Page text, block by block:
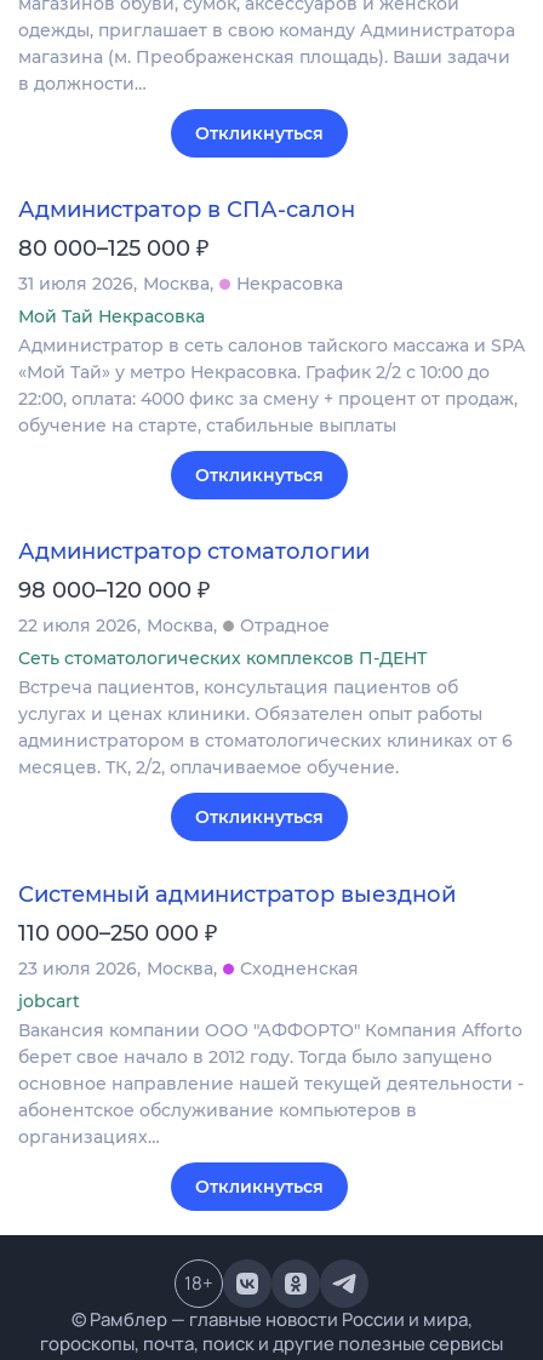
одежды, приглашает в свою команду Администратора
магазина (м. Преображенская площадь). Ваши задачи
в должности…
Откликнуться
Администратор в СПА-салон
80 000–125 000 ₽
31 июля 2026 Москва
Некрасовка
Мой Тай Некрасовка
Администратор в сеть салонов тайского массажа и SPA
«Мой Тай» у метро Некрасовка. График 2/2 с 10:00 до
22:00, оплата: 4000 фикс за смену + процент от продаж,
обучение на старте, стабильные выплаты
Откликнуться
Администратор стоматологии
98 000–120 000 ₽
22 июля 2026 Москва
Отрадное
Сеть стоматологических комплексов П-ДЕНТ
Встреча пациентов, консультация пациентов об
услугах и ценах клиники. Обязателен опыт работы
администратором в стоматологических клиниках от 6
месяцев. ТК, 2/2, оплачиваемое обучение.
Откликнуться
Системный администратор выездной
110 000–250 000 ₽
23 июля 2026 Москва
Сходненская
jobcart
Вакансия компании ООО "АФФОРТО" Компания Afforto
берет свое начало в 2012 году. Тогда было запущено
основное направление нашей текущей деятельности -
абонентское обслуживание компьютеров в
организациях…
Откликнуться
© Рамблер — главные новости России и мира,
гороскопы, почта, поиск и другие полезные сервисы
18+